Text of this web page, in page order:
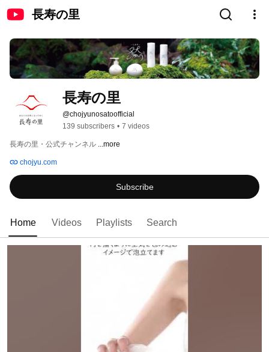
長寿の里
長寿の里
@chojyunosatoofficial
139 subscribers • 7 videos
長寿の里・公式チャンネル ...more
chojyu.com
Subscribe
Home Videos Playlists Search